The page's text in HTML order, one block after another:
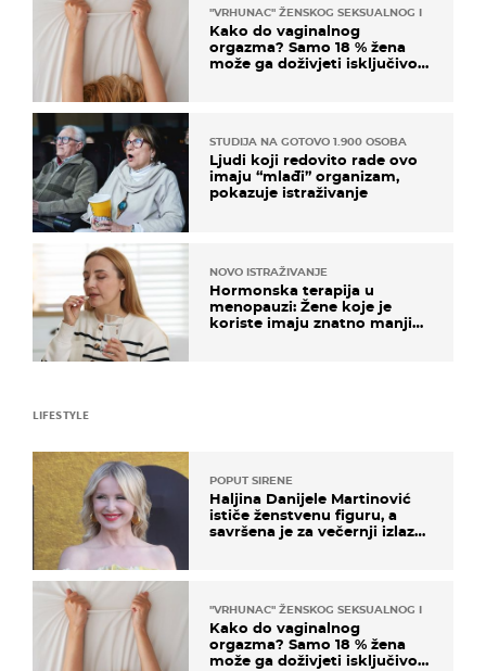
"VRHUNAC" ŽENSKOG SEKSUALNOG ISKUSTVA
Kako do vaginalnog
orgazma? Samo 18 % žena
može ga doživjeti isključivo
STUDIJA NA GOTOVO 1.900 OSOBA
Ljudi koji redovito rade ovo
imaju “mlađi” organizam,
pokazuje istraživanje
NOVO ISTRAŽIVANJE
Hormonska terapija u
menopauzi: Žene koje je
koriste imaju znatno manji
LIFESTYLE
POPUT SIRENE
Haljina Danijele Martinović
ističe ženstvenu figuru, a
savršena je za večernji izlazak
"VRHUNAC" ŽENSKOG SEKSUALNOG ISKUSTVA
Kako do vaginalnog
orgazma? Samo 18 % žena
može ga doživjeti isključivo